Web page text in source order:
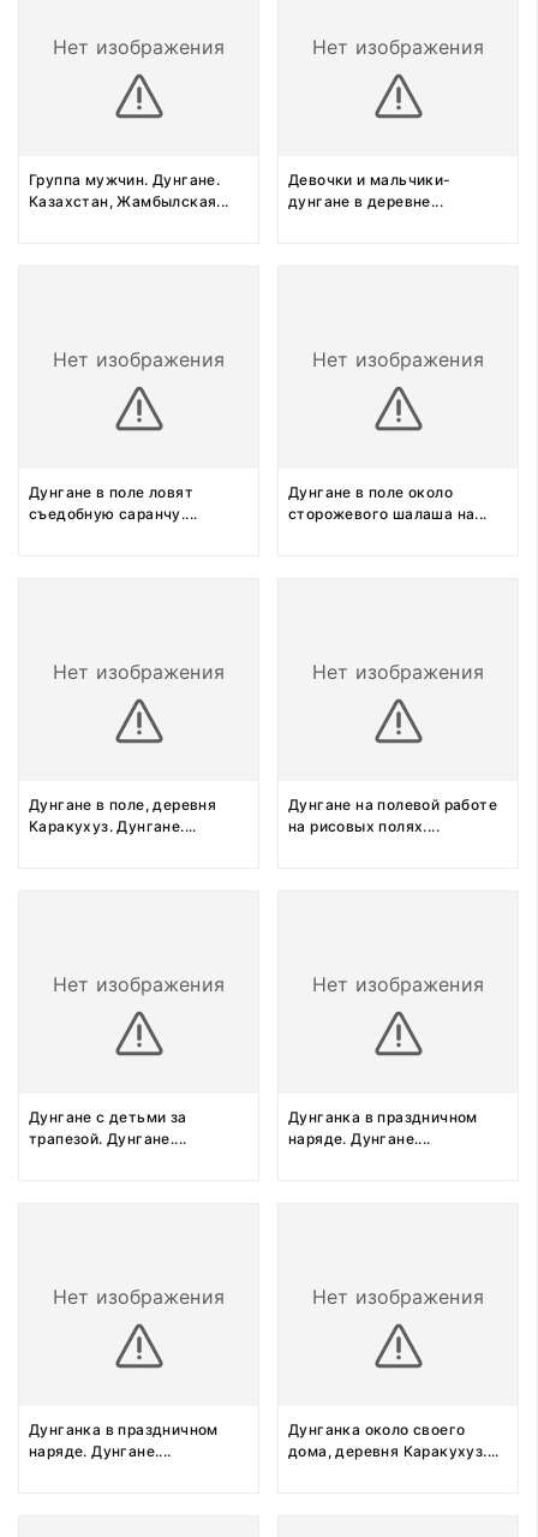
Нет изображения
Группа мужчин. Дунгане.
Казахстан, Жамбылская...
Нет изображения
Девочки и мальчики-
дунгане в деревне...
Нет изображения
Дунгане в поле ловят
съедобную саранчу....
Нет изображения
Дунгане в поле около
сторожевого шалаша на...
Нет изображения
Дунгане в поле, деревня
Каракухуз. Дунгане....
Нет изображения
Дунгане на полевой работе
на рисовых полях....
Нет изображения
Дунгане с детьми за
трапезой. Дунгане....
Нет изображения
Дунганка в праздничном
наряде. Дунгане....
Нет изображения
Дунганка в праздничном
наряде. Дунгане....
Нет изображения
Дунганка около своего
дома, деревня Каракухуз....